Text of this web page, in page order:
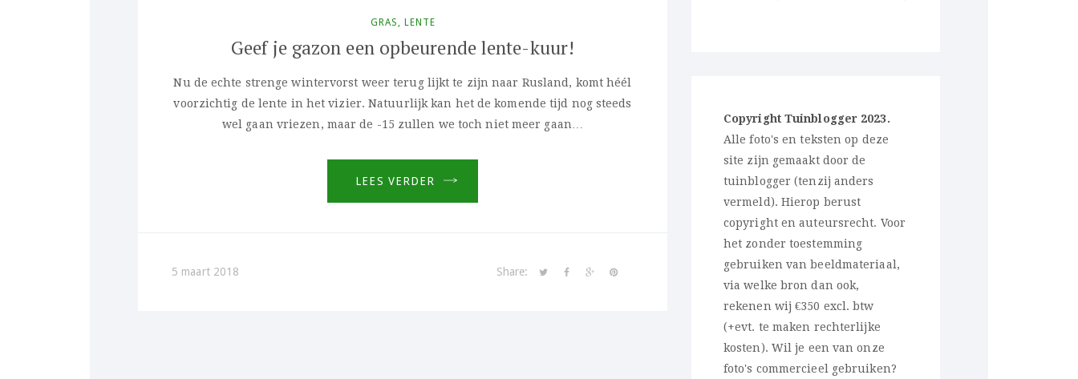
GRAS, LENTE
Geef je gazon een opbeurende lente-kuur!
Nu de echte strenge wintervorst weer terug lijkt te zijn naar Rusland, komt héél
voorzichtig de lente in het vizier. Natuurlijk kan het de komende tijd nog steeds
wel gaan vriezen, maar de -15 zullen we toch niet meer gaan…
LEES VERDER
5 maart 2018 Share:
Copyright Tuinblogger 2023.
Alle foto's en teksten op deze
site zijn gemaakt door de
tuinblogger (tenzij anders
vermeld). Hierop berust
copyright en auteursrecht. Voor
het zonder toestemming
gebruiken van beeldmateriaal,
via welke bron dan ook,
rekenen wij €350 excl. btw
(+evt. te maken rechterlijke
kosten). Wil je een van onze
foto's commercieel gebruiken?